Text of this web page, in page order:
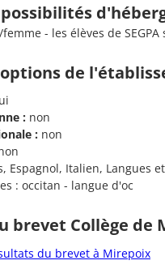
- les élèves de
de
: non
: non
Espagnol, Italien, Langues
: occitan - langue d'oc
brevet Collège de
du brevet à Mirepoix